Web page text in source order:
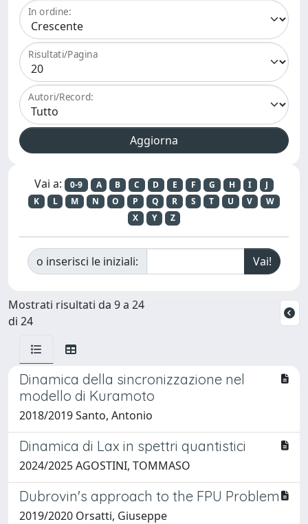
In ordine:
Risultati/Pagina
Autori/Record:
Vai a: 0-9 A B C D E F G H I
J
K
L M N O P Q R S T U V
W
X
Y Z
o inserisci le iniziali:
Mostrati risultati da 9 a 24
di 24
Dinamica della sincronizzazione nel
modello di Kuramoto
2018/2019 Santo, Antonio
Dinamica di Lax in spettri quantistici
2024/2025 AGOSTINI, TOMMASO
Dubrovin's approach to the FPU Problem
2019/2020 Orsatti, Giuseppe